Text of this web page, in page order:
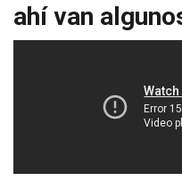
ahí van